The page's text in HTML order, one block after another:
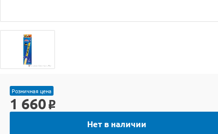
Розничная цена
1 660 o
Нет в наличии